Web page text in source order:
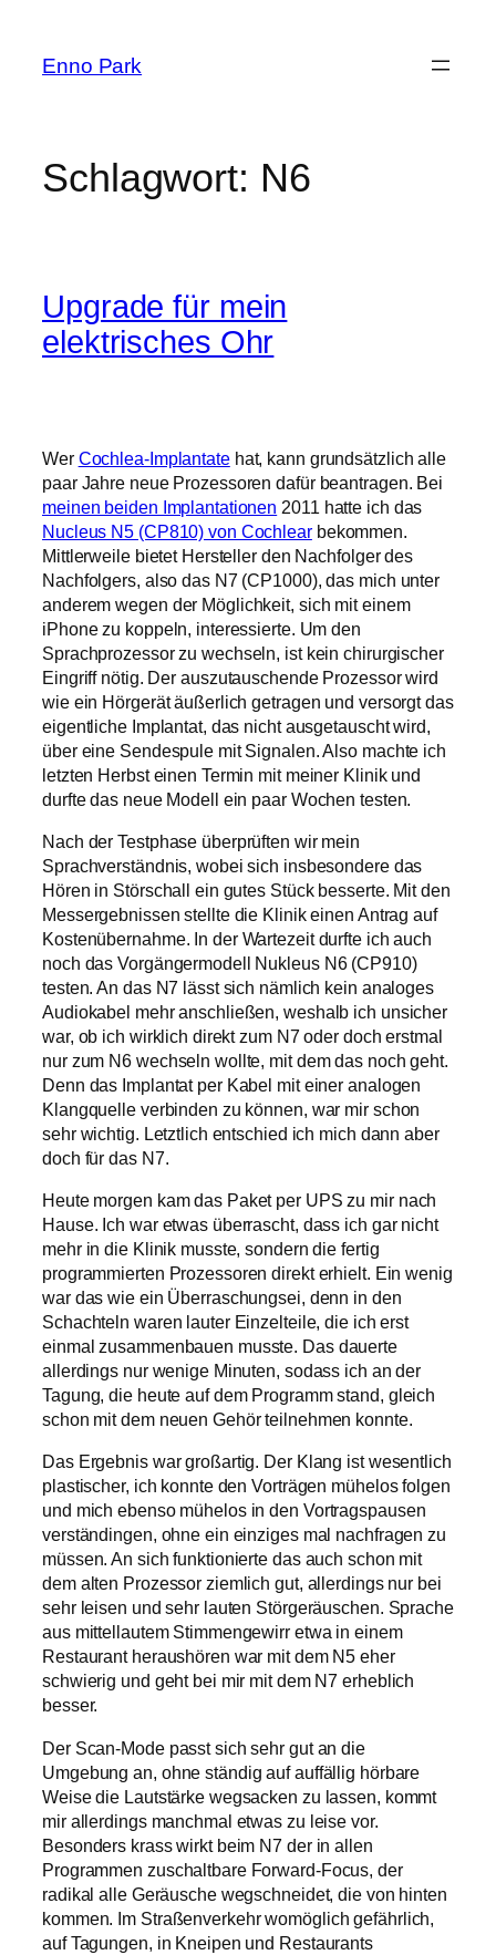
springen
Enno Park
Schlagwort: N6
Upgrade für mein
elektrisches Ohr
Wer Cochlea-Implantatehat, kann grundsätzlich alle
paar Jahre neue Prozessoren dafür beantragen. Bei
meinen beiden Implantationen 2011 hatte ich das
Nucleus N5 (CP810) von Cochlearbekommen.
Mittlerweile bietet Hersteller den Nachfolger des
Nachfolgers, also das N7 (CP1000), das mich unter
anderem wegen der Möglichkeit, sich mit einem
iPhone zu koppeln, interessierte. Um den
Sprachprozessor zu wechseln, ist kein chirurgischer
Eingriff nötig. Der auszutauschende Prozessor wird
wie ein Hörgerät äußerlich getragen und versorgt das
eigentliche Implantat, das nicht ausgetauscht wird,
über eine Sendespule mit Signalen. Also machte ich
letzten Herbst einen Termin mit meiner Klinik und
durfte das neue Modell ein paar Wochen testen.
Nach der Testphase überprüften wir mein
Sprachverständnis, wobei sich insbesondere das
Hören in Störschall ein gutes Stück besserte. Mit den
Messergebnissen stellte die Klinik einen Antrag auf
Kostenübernahme. In der Wartezeit durfte ich auch
noch das Vorgängermodell Nukleus N6 (CP910)
testen. An das N7 lässt sich nämlich kein analoges
Audiokabel mehr anschließen, weshalb ich unsicher
war, ob ich wirklich direkt zum N7 oder doch erstmal
nur zum N6 wechseln wollte, mit dem das noch geht.
Denn das Implantat per Kabel mit einer analogen
Klangquelle verbinden zu können, war mir schon
sehr wichtig. Letztlich entschied ich mich dann aber
doch für das N7.
Heute morgen kam das Paket per UPS zu mir nach
Hause. Ich war etwas überrascht, dass ich gar nicht
mehr in die Klinik musste, sondern die fertig
programmierten Prozessoren direkt erhielt. Ein wenig
war das wie ein Überraschungsei, denn in den
Schachteln waren lauter Einzelteile, die ich erst
einmal zusammenbauen musste. Das dauerte
allerdings nur wenige Minuten, sodass ich an der
Tagung, die heute auf dem Programm stand, gleich
schon mit dem neuen Gehör teilnehmen konnte.
Das Ergebnis war großartig. Der Klang ist wesentlich
plastischer, ich konnte den Vorträgen mühelos folgen
und mich ebenso mühelos in den Vortragspausen
verständingen, ohne ein einziges mal nachfragen zu
müssen. An sich funktionierte das auch schon mit
dem alten Prozessor ziemlich gut, allerdings nur bei
sehr leisen und sehr lauten Störgeräuschen. Sprache
aus mittellautem Stimmengewirr etwa in einem
Restaurant heraushören war mit dem N5 eher
schwierig und geht bei mir mit dem N7 erheblich
besser.
Der Scan-Mode passt sich sehr gut an die
Umgebung an, ohne ständig auf auffällig hörbare
Weise die Lautstärke wegsacken zu lassen, kommt
mir allerdings manchmal etwas zu leise vor.
Besonders krass wirkt beim N7 der in allen
Programmen zuschaltbare Forward-Focus, der
radikal alle Geräusche wegschneidet, die von hinten
kommen. Im Straßenverkehr womöglich gefährlich,
auf Tagungen, in Kneipen und Restaurants